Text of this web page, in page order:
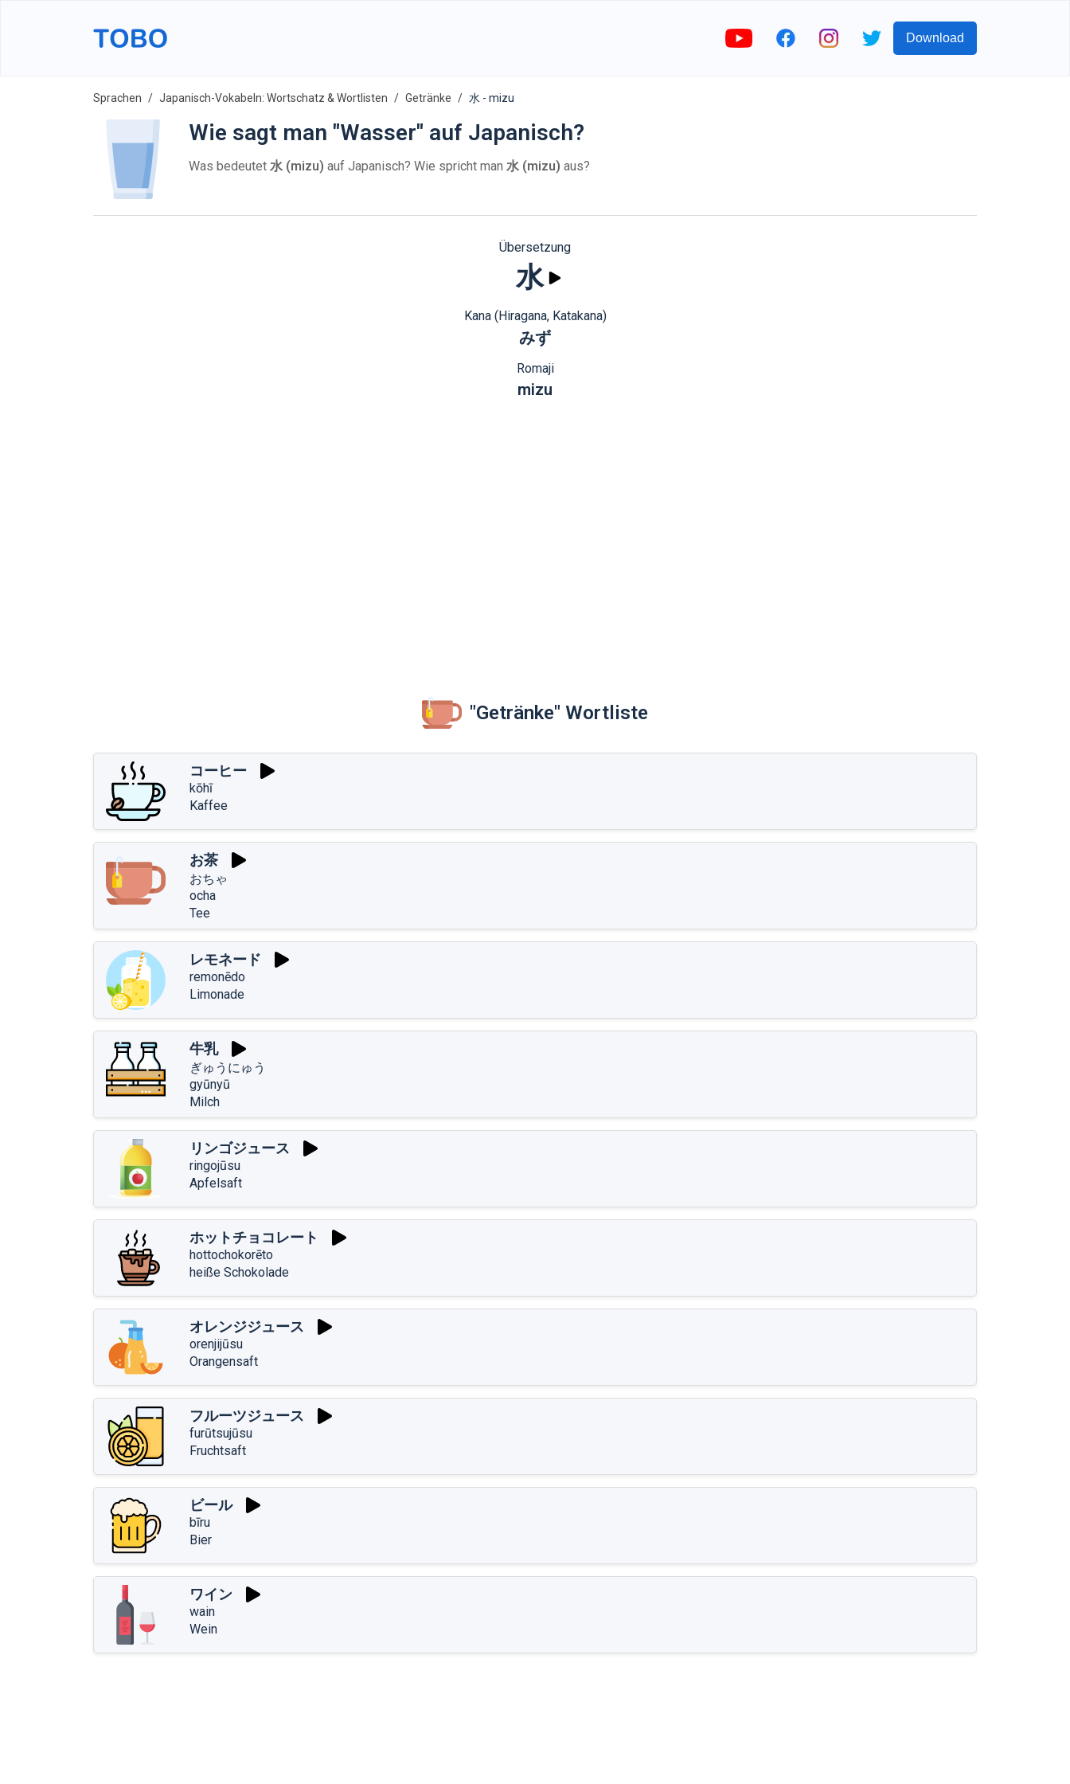
Download
Sprachen Japanisch-Vokabeln: Wortschatz & Wortlisten Getränke 水 - mizu
Wie sagt man "Wasser" auf Japanisch?
Was bedeutet 水 (mizu) auf Japanisch? Wie spricht man 水 (mizu) aus?
Übersetzung
水
Kana (Hiragana, Katakana)
みず
Romaji
mizu
"Getränke" Wortliste
コーヒー
kōhī
Kaffee
お茶
おちゃ
ocha
Tee
レモネード
remonēdo
Limonade
牛乳
ぎゅうにゅう
gyūnyū
Milch
リンゴジュース
ringojūsu
Apfelsaft
ホットチョコレート
hottochokorēto
heiße Schokolade
オレンジジュース
orenjijūsu
Orangensaft
フルーツジュース
furūtsujūsu
Fruchtsaft
ビール
bīru
Bier
ワイン
wain
Wein